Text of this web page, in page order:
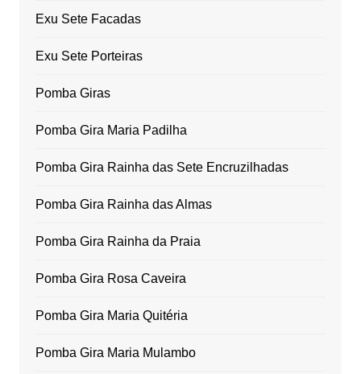
Exu Sete Facadas
Exu Sete Porteiras
Pomba Giras
Pomba Gira Maria Padilha
Pomba Gira Rainha das Sete Encruzilhadas
Pomba Gira Rainha das Almas
Pomba Gira Rainha da Praia
Pomba Gira Rosa Caveira
Pomba Gira Maria Quitéria
Pomba Gira Maria Mulambo